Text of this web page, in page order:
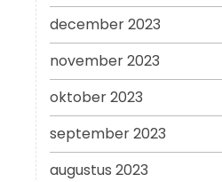
december 2023
november 2023
oktober 2023
september 2023
augustus 2023